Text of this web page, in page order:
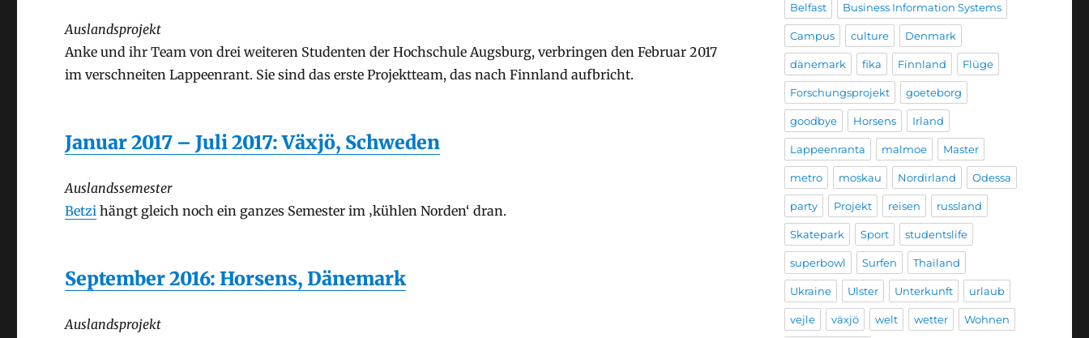
Auslandsprojekt
Anke und ihr Team von drei weiteren Studenten der Hochschule Augsburg, verbringen den Februar 2017
im verschneiten Lappeenrant. Sie sind das erste Projektteam, das nach Finnland aufbricht.
Januar 2017 – Juli 2017: Växjö, Schweden
Auslandssemester
Betzi hängt gleich noch ein ganzes Semester im ‚kühlen Norden‘ dran.
September 2016: Horsens, Dänemark
Auslandsprojekt
Belfast Business Information Systems
Campus culture Denmark
dänemark fika Finnland Flüge
Forschungsprojekt goeteborg
goodbye Horsens Irland
Lappeenranta malmoe Master
metro moskau Nordirland Odessa
party Projekt reisen russland
Skatepark Sport studentslife
superbowl Surfen Thailand
Ukraine Ulster Unterkunft urlaub
vejle växjö welt wetter Wohnen